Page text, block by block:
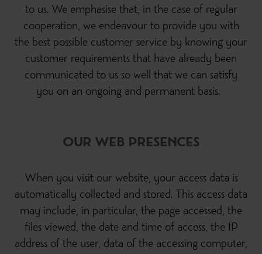
to us. We emphasise that, in the case of regular
cooperation, we endeavour to provide you with
the best possible customer service by knowing your
customer requirements that have already been
communicated to us so well that we can satisfy
you on an ongoing and permanent basis.
OUR WEB PRESENCES
When you visit our website, your access data is
automatically collected and stored. This access data
may include, in particular, the page accessed, the
files viewed, the date and time of access, the IP
address of the user, data of the accessing computer,